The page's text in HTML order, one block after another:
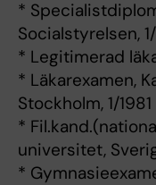
*
Socialstyrelsen,
* Legitimerad
* Läkarexamen,
Stockholm, 1/1981
*
universitet,
*